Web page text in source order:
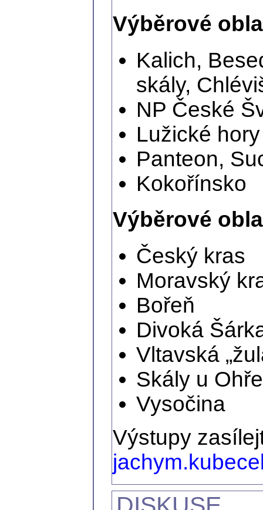
Výběrové
Kalich,
skály,
NP České
Lužické
Panteon,
Kokořínsko
Výběrové
Český kras
Moravský
Bořeň
Divoká
Vltavská
Skály u Ohře
Vysočina
Výstupy